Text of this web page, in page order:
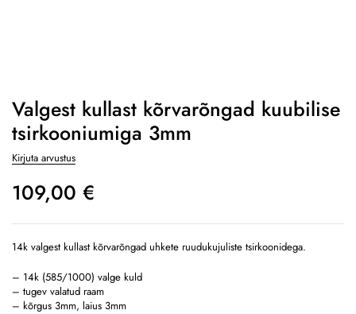
Valgest kullast kõrvarõngad kuubilise
tsirkooniumiga 3mm
Kirjuta arvustus
109,00 €
14k valgest kullast kõrvarõngad uhkete ruudukujuliste tsirkoonidega.
– 14k (585/1000) valge kuld
– tugev valatud raam
– kõrgus 3mm, laius 3mm